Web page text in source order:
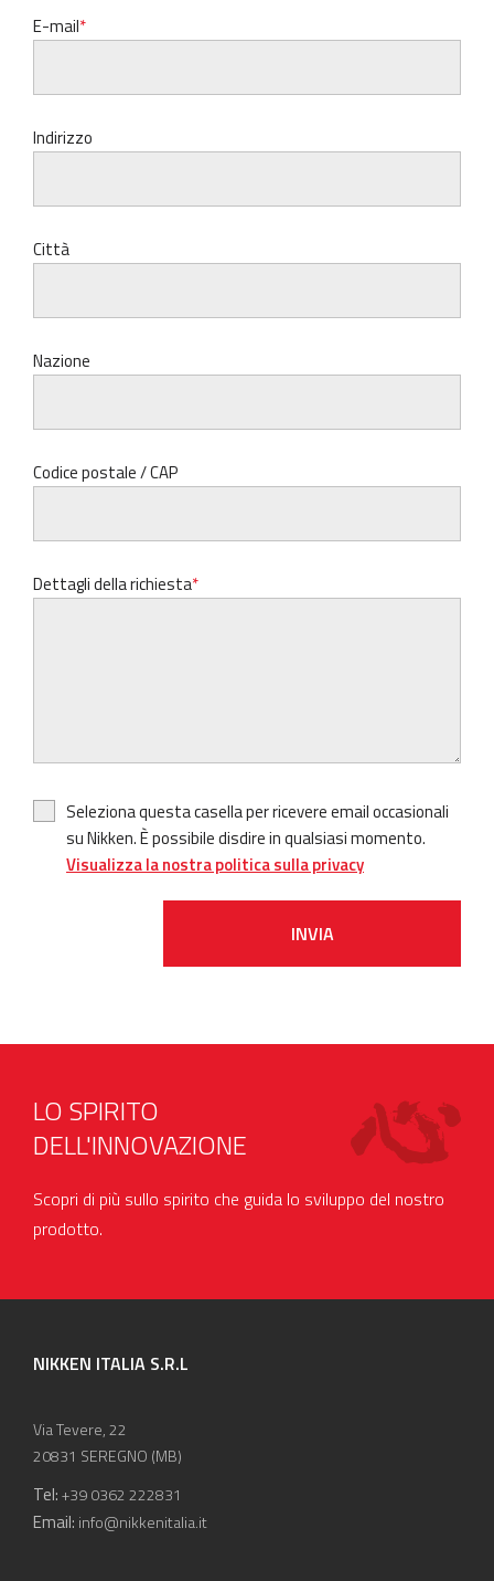
E-mail
Indirizzo
Città
Nazione
Codice postale / CAP
Dettagli della richiesta
Seleziona questa casella per ricevere email occasionali
su Nikken. È possibile disdire in qualsiasi momento.
Visualizza la nostra politica sulla privacy
INVIA
LO SPIRITO
DELL'INNOVAZIONE
Scopri di più sullo spirito che guida lo sviluppo del nostro
prodotto.
NIKKEN ITALIA S.R.L
Via Tevere, 22
20831 SEREGNO (MB)
Tel:+39 0362 222831
Email: info@nikkenitalia.it